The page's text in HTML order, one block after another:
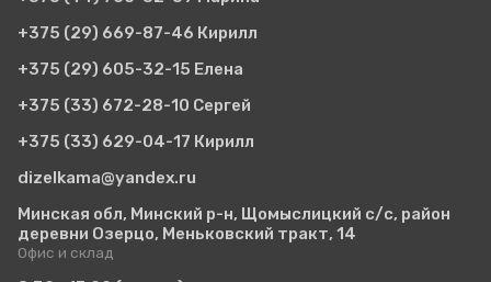
+375 (29) 669-87-46 Кирилл
+375 (29) 605-32-15 Елена
+375 (33) 672-28-10 Сергей
+375 (33) 629-04-17 Кирилл
dizelkama@yandex.ru
Минская обл, Минский р-н, Щомыслицкий с/с, район
деревни Озерцо, Меньковский тракт, 14
Офис и склад